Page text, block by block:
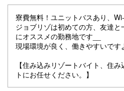
寮費無料！ユニットバスあり、
ジョブリゾは初めての方、友達
にオススメの勤務地です__
現場環境が良く、働きやすいです
【住み込みリゾートバイト、住
トにお任せください。】